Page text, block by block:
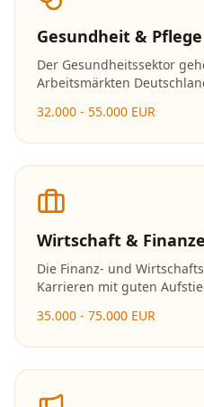
Gesundheit & Pflege
Der Gesundheitssektor
Arbeitsmärkten
werden hier dringend
32.000 - 55.000 EUR
Wirtschaft &
Die Finanz- und
Karrieren mit guten
Unternehmensberatungen
35.000 - 75.000 EUR